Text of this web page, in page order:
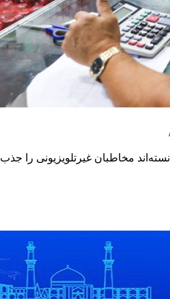
مخاطبان غیرتلویزیونی را جذب